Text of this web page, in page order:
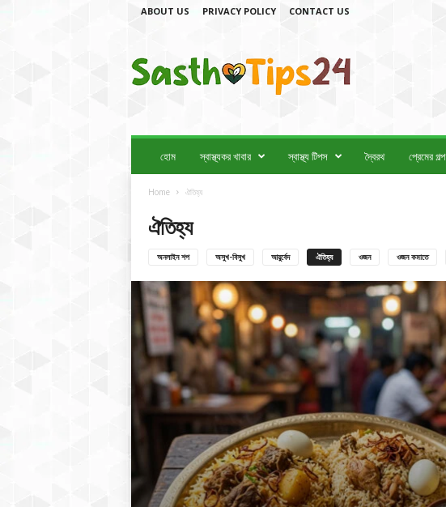
ABOUT US PRIVACY POLICY CONTACT US
টি
প
4
হোম স্বাস্থ্যকর খাবার স্বাস্থ্য টিপস দ্বৈরথ প্রেমের গল্প
Home ঐতিহ্য
ঐতিহ্য
অনলাইন শপ অসুখ-বিসুখ আয়ুর্বেদ ঐতিহ্য ওজন ওজন কমাতে